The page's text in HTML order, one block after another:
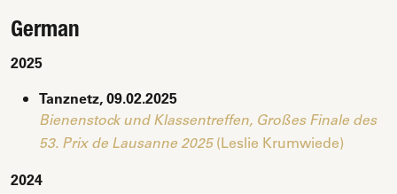
German
2025
Tanznetz, 09.02.2025
Bienenstock und Klassentreffen, Großes Finale des
53. Prix de Lausanne 2025 (Leslie Krumwiede)
2024